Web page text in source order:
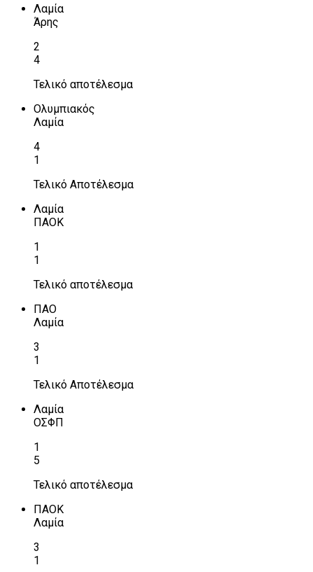
Λαμία
Άρης
2
4
Τελικό αποτέλεσμα
Ολυμπιακός
Λαμία
4
1
Τελικό Αποτέλεσμα
Λαμία
ΠΑΟΚ
1
1
Τελικό αποτέλεσμα
ΠΑΟ
Λαμία
3
1
Τελικό Αποτέλεσμα
Λαμία
ΟΣΦΠ
1
5
Τελικό αποτέλεσμα
ΠΑΟΚ
Λαμία
3
1